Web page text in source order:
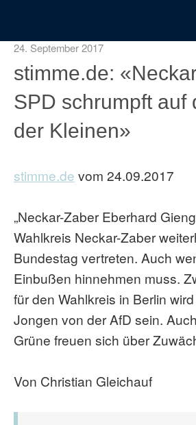
24. September 2017
stimme.de:
SPD schrumpft auf
der Kleinen»
stimme.de vom 24.09.2017
„Neckar-Zaber Eberhard
Wahlkreis Neckar-Zaber
Bundestag vertreten. Auch
Einbußen hinnehmen muss.
für den Wahlkreis in Berlin
Jongen von der AfD sein.
Grüne freuen sich über
Von Christian Gleichauf